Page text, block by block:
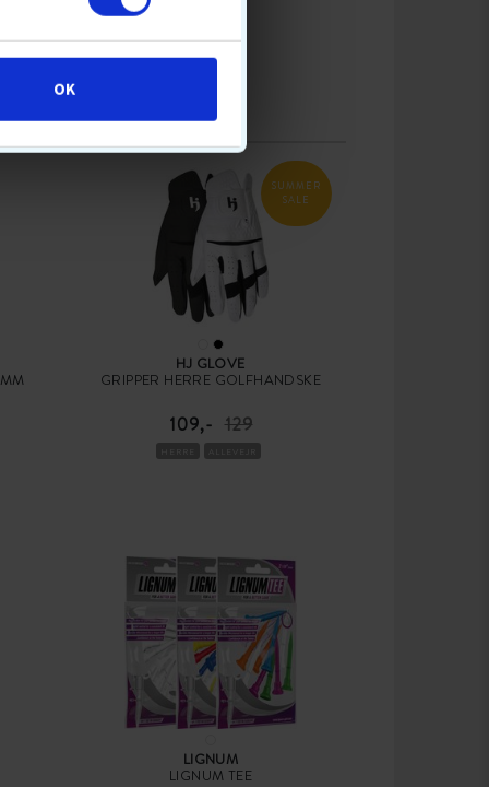
OK
SUMMER
SALE
HJ GLOVE
GRIPPER HERRE GOLFHANDSKE
109,- 129
LIGNUM
LIGNUM TEE